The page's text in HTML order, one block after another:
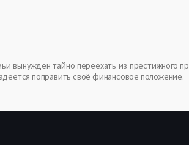
вынужден тайно переехать из престижного
поправить своё финансовое положение.